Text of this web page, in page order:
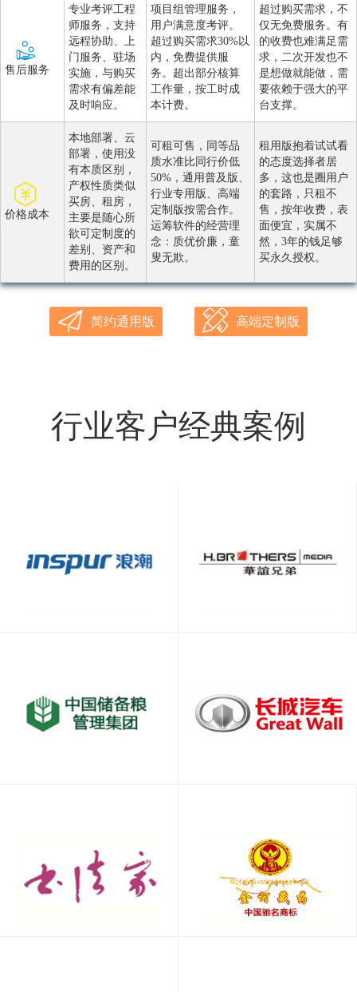
售后服务
专业考评工程
师服务，支持
远程协助、上
门服务、驻场
实施，与购买
需求有偏差能
及时响应。
项目组管理服务，
用户满意度考评。
超过购买需求30%以
内，免费提供服
务。超出部分核算
工作量，按工时成
本计费。
超过购买需求，不
仅无免费服务。有
的收费也难满足需
求，二次开发也不
是想做就能做，需
要依赖于强大的平
台支撑。
价格成本
本地部署、云
部署，使用没
有本质区别，
产权性质类似
买房、租房，
主要是随心所
欲可定制度的
差别、资产和
费用的区别。
可租可售，同等品
质水准比同行价低
50%，通用普及版、
行业专用版、高端
定制版按需合作。
运筹软件的经营理
念：质优价廉，童
叟无欺。
租用版抱着试试看
的态度选择者居
多，这也是圈用户
的套路，只租不
售，按年收费，表
面便宜，实属不
然，3年的钱足够
买永久授权。
简约通用版 高端定制版
行业客户经典案例